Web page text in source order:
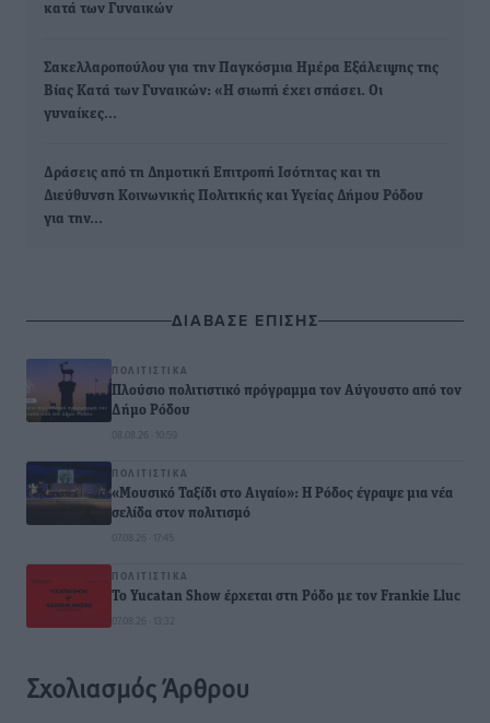
κατά των Γυναικών
Σακελλαροπούλου για την Παγκόσμια Ημέρα Εξάλειψης της
Βίας Κατά των Γυναικών: «Η σιωπή έχει σπάσει. Οι
γυναίκες…
Δράσεις από τη Δημοτική Επιτροπή Ισότητας και τη
Διεύθυνση Κοινωνικής Πολιτικής και Υγείας Δήμου Ρόδου
για την…
ΔΙΑΒΑΣΕ ΕΠΙΣΗΣ
ΠΟΛΙΤΙΣΤΙΚΆ
Πλούσιο πολιτιστικό πρόγραμμα τον Αύγουστο από τον
Δήμο Ρόδου
08.08.26 · 10:59
ΠΟΛΙΤΙΣΤΙΚΆ
«Μουσικό Ταξίδι στο Αιγαίο»: Η Ρόδος έγραψε μια νέα
σελίδα στον πολιτισμό
07.08.26 · 17:45
ΠΟΛΙΤΙΣΤΙΚΆ
Το Yucatan Show έρχεται στη Ρόδο με τον Frankie Lluc
07.08.26 · 13:32
Σχολιασμός Άρθρου